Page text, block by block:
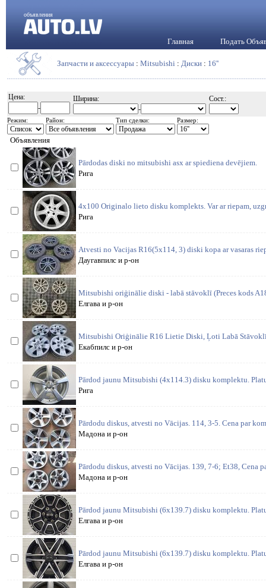
объявления
Главная Подать
Запчасти и аксессуары : Mitsubishi : Диски : 16''
Цена:
-
Ширина:
-
Сост.:
Режим: Район: Тип сделки: Размер:
Объявления
Pārdodas diski no mitsubishi asx ar spiediena devējiem.
Рига
4x100 Originalo lieto disku komplekts. Var ar riepam,
Рига
Atvesti no Vacijas R16(5x114, 3) diski kopa ar vasaras
Даугавпилс и р-он
Mitsubishi oriģinālie diski - labā stāvoklī (Preces kods
Елгава и р-он
Mitsubishi Oriģinālie R16 Lietie Diski, Ļoti Labā
Екабпилс и р-он
Pārdod jaunu Mitsubishi (4x114.3) disku komplektu.
Рига
Pārdodu diskus, atvesti no Vācijas. 114, 3-5. Cena par
Мадона и р-он
Pārdodu diskus, atvesti no Vācijas. 139, 7-6; Et38, Cena
Мадона и р-он
Pārdod jaunu Mitsubishi (6x139.7) disku komplektu.
Елгава и р-он
Pārdod jaunu Mitsubishi (6x139.7) disku komplektu.
Елгава и р-он